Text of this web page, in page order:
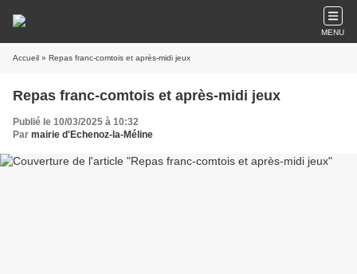
MENU
Accueil » Repas franc-comtois et après-midi jeux
Repas franc-comtois et après-midi jeux
Publié le 10/03/2025 à 10:32
Par mairie d'Echenoz-la-Méline